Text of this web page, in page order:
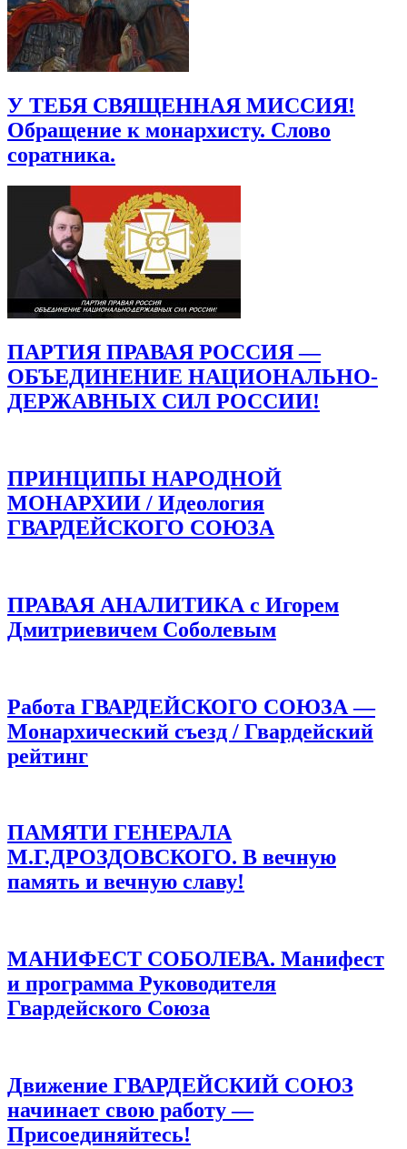
У ТЕБЯ СВЯЩЕННАЯ МИССИЯ!
Обращение к монархисту. Слово
соратника.
ПАРТИЯ ПРАВАЯ РОССИЯ —
ОБЪЕДИНЕНИЕ НАЦИОНАЛЬНО-
ДЕРЖАВНЫХ СИЛ РОССИИ!
ПРИНЦИПЫ НАРОДНОЙ
МОНАРХИИ / Идеология
ГВАРДЕЙСКОГО СОЮЗА
ПРАВАЯ АНАЛИТИКА с Игорем
Дмитриевичем Соболевым
Работа ГВАРДЕЙСКОГО СОЮЗА —
Монархический съезд / Гвардейский
рейтинг
ПАМЯТИ ГЕНЕРАЛА
М.Г.ДРОЗДОВСКОГО. В вечную
память и вечную славу!
МАНИФЕСТ СОБОЛЕВА. Манифест
и программа Руководителя
Гвардейского Союза
Движение ГВАРДЕЙСКИЙ СОЮЗ
начинает свою работу —
Присоединяйтесь!